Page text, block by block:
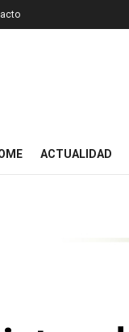
ACTUALIDAD